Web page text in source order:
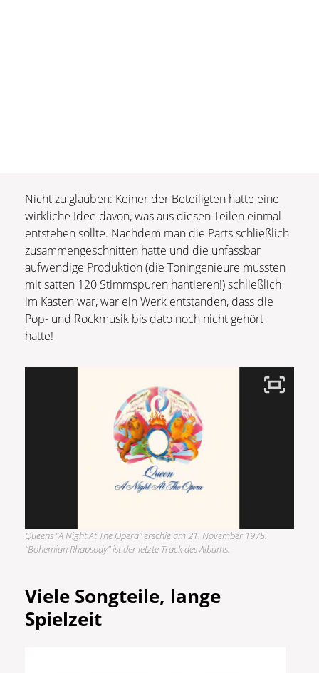
Nicht zu glauben: Keiner der Beteiligten hatte eine
wirkliche Idee davon, was aus diesen Teilen einmal
entstehen sollte. Nachdem man die Parts schließlich
zusammengeschnitten hatte und die unfassbar
aufwendige Produktion (die Toningenieure mussten
mit satten 120 Stimmspuren hantieren!) schließlich
im Kasten war, war ein Werk entstanden, dass die
Pop- und Rockmusik bis dato noch nicht gehört
hatte!
Queens “A Night At The Opera” erschie am 21. November 1975.
“Bohemian Rhapsody” ist der letzte Track des Albums.
Viele Songteile, lange
Spielzeit